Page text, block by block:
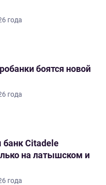
года
боятся новой
года
банк Citadele
на латышском и
года